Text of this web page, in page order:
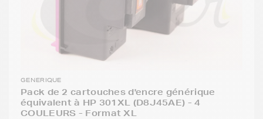
GENERIQUE
Pack de 2 cartouches d'encre générique
équivalent à HP 301XL (D8J45AE) - 4
COULEURS - Format XL